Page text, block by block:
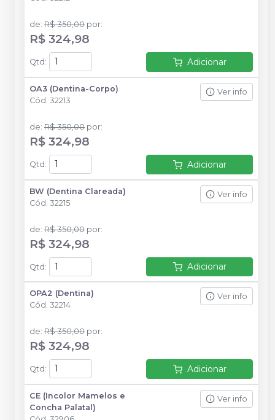
de: R$ 350,00 por:
R$ 324,98
Qtd : Adicionar
OA3 (Dentina-Corpo)
Cód. 32213
Ver info
de: R$ 350,00 por:
R$ 324,98
Qtd : Adicionar
BW (Dentina Clareada)
Cód. 32215
Ver info
de: R$ 350,00 por:
R$ 324,98
Qtd: Adicionar
OPA2 (Dentina)
Cód. 32214
Ver info
de: R$ 350,00 por:
R$ 324,98
Qtd : Adicionar
CE (Incolor Mamelos e
Concha Palatal)
Ver info